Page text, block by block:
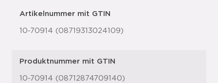
Artikelnummer mit GTIN
10-70914 (08719313024109)
Produktnummer mit GTIN
10-70914 (08712874709140)